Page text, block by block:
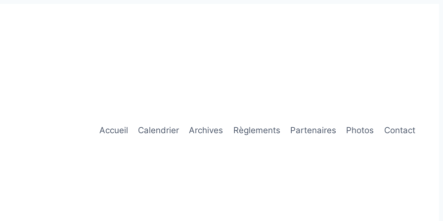
Accueil Calendrier Archives Règlements Partenaires Photos Contact